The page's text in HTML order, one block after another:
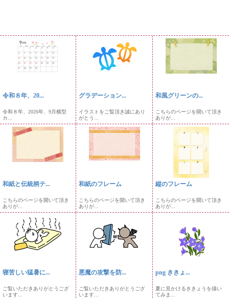
令和８年、20...
令和８年、2026年、9月横型
カ...
グラデーション...
イラストをご覧頂き誠にあり
がとう...
和風グリーンの...
こちらのページを開いて頂き
ありが...
和紙と伝統柄テ...
こちらのページを開いて頂き
ありが...
和紙のフレーム
こちらのページを開いて頂き
ありが...
縦のフレーム
こちらのページを開いて頂き
ありが...
寝苦しい猛暑に...
ご覧いただきありがとうござ
います...
悪魔の攻撃を防...
ご覧いただきありがとうござ
います...
png ききょ...
夏に見かけるききょうを描い
てみま...